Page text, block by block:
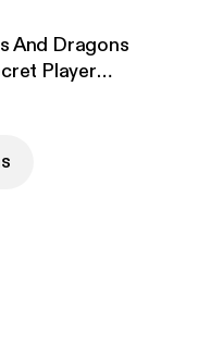
And Dragons
Player